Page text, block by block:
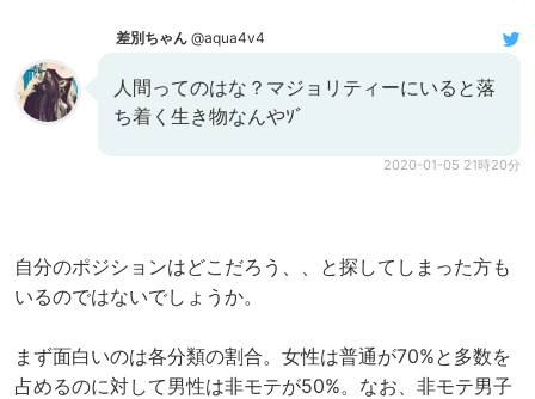
差別ちゃん @aqua4v4
人間ってのはな？マジョリティーにいると落
ち着く生き物なんやｿﾞ
2020-01-05 21時20分
自分のポジションはどこだろう、、と探してしまった方も
いるのではないでしょうか。
まず面白いのは各分類の割合。女性は普通が70%と多数を
占めるのに対して男性は非モテが50%。なお、非モテ男子